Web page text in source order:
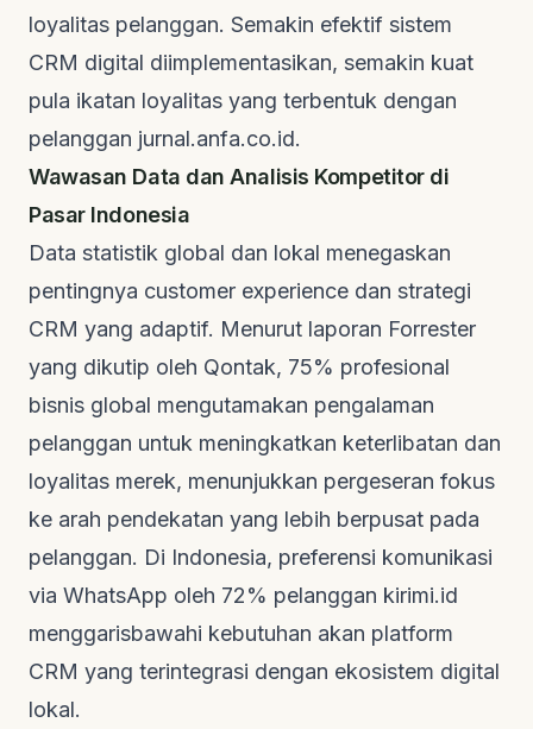
loyalitas pelanggan. Semakin efektif sistem
CRM digital diimplementasikan, semakin kuat
pula ikatan loyalitas yang terbentuk dengan
pelanggan jurnal.anfa.co.id.
Wawasan Data dan Analisis Kompetitor di
Pasar Indonesia
Data statistik global dan lokal menegaskan
pentingnya customer experience dan strategi
CRM yang adaptif. Menurut laporan Forrester
yang dikutip oleh Qontak, 75% profesional
bisnis global mengutamakan pengalaman
pelanggan untuk meningkatkan keterlibatan dan
loyalitas merek, menunjukkan pergeseran fokus
ke arah pendekatan yang lebih berpusat pada
pelanggan. Di Indonesia, preferensi komunikasi
via WhatsApp oleh 72% pelanggan kirimi.id
menggarisbawahi kebutuhan akan platform
CRM yang terintegrasi dengan ekosistem digital
lokal.